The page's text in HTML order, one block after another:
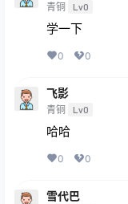
青铜 Lv0
学一下
0 0
飞影
青铜 Lv0
哈哈
0 0
雪代巴